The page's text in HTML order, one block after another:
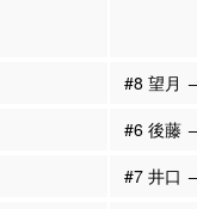
#8 望月
#6 後藤
#7 井口